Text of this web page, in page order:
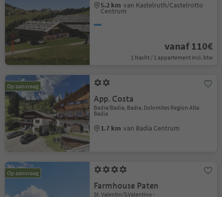
5.2 km van Kastelruth/Castelrotto
Centrum
vanaf 110€
1 Nacht / 1 appartement Incl. btw
Op aanvraag
App. Costa
Badia/Badia, Badia, Dolomites Region Alta
Badia
1.7 km van Badia Centrum
Op aanvraag
Farmhouse Paten
St. Valentin/S.Valentino -